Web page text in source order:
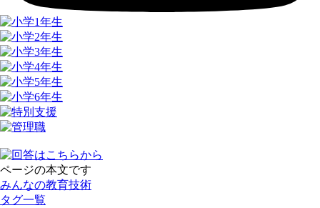
ページの本文です
みんなの教育技術
タグ一覧